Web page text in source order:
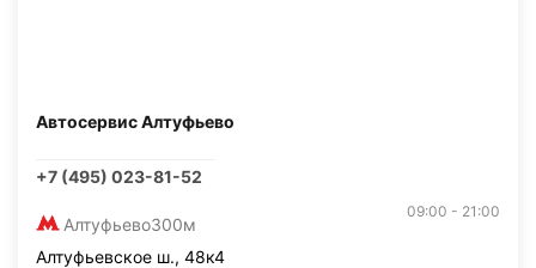
Автосервис Алтуфьево
+7 (495) 023-81-52
Алтуфьево300м
09:00 - 21:00
Алтуфьевское ш., 48к4